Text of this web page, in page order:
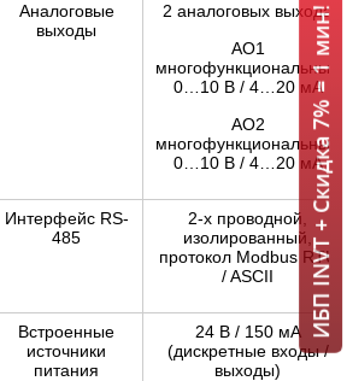
Аналоговые
выходы
2 аналоговых выхода
АО1
многофункциональный
0…10 В / 4…20 мА
АО2
многофункциональный
0…10 В / 4…20 мА
Интерфейс RS-
485
2-х проводной,
изолированный,
протокол Modbus RTU
/ ASCII
Встроенные
источники
питания
24 В / 150 мА
(дискретные входы /
выходы)
ИБП INVT + Скидка 7% = 1 мин!